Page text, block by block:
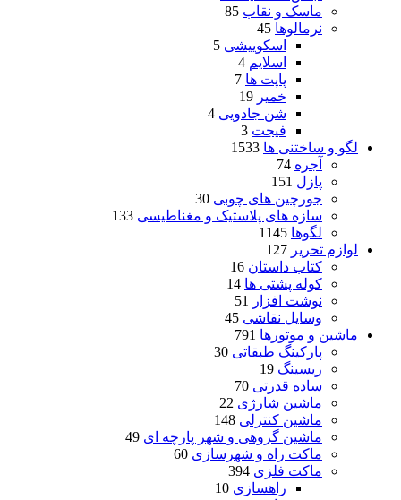
ماسک و نقاب 85
نرمالوها 45
اسکوییشی 5
اسلایم 4
پاپت ها 7
خمیر 19
شن جادویی 4
فیجت 3
لگو و ساختنی ها 1533
آجره 74
پازل 151
جورچین های چوبی 30
سازه های پلاستیک و مغناطیسی 133
لگوها 1145
لوازم تحریر 127
کتاب داستان 16
کوله پشتی ها 14
نوشت افزار
51
وسایل نقاشی 45
ماشین و موتورها 791
پارکینگ طبقاتی 30
ریسینگ 19
ساده قدرتی 70
ماشین شارژی 22
ماشین کنترلی 148
ماشین گروهی و شهر پارچه ای 49
ماکت راه و شهرسازی 60
ماکت فلزی 394
راهسازی 10